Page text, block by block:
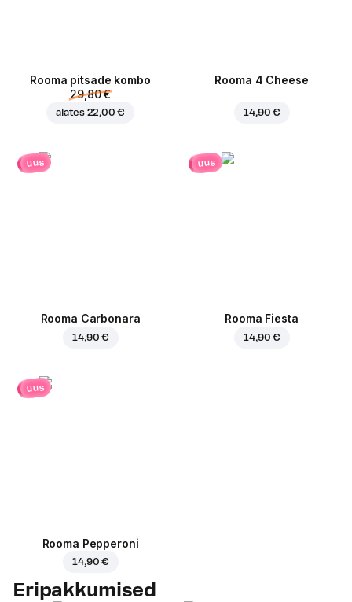
Rooma pitsade kombo
29,80 €
alates 22,00 €
Rooma 4 Cheese
14,90 €
uus
Rooma Carbonara
14,90 €
uus
Rooma Fiesta
14,90 €
uus
Rooma Pepperoni
14,90 €
Eripakkumised